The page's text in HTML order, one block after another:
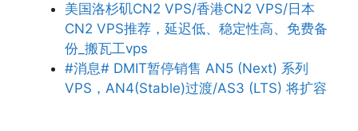
美国洛杉矶CN2 VPS/香港CN2 VPS/日本
CN2 VPS推荐，延迟低、稳定性高、免费备
份_搬瓦工vps
#消息# DMIT暂停销售 AN5 (Next) 系列
VPS，AN4(Stable)过渡/AS3 (LTS) 将扩容